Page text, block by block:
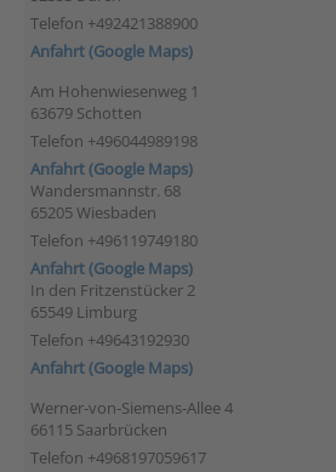
Telefon +492421388900
Anfahrt (Google Maps)
Am Hohenwiesenweg 1
63679 Schotten
Telefon +496044989198
Anfahrt (Google Maps)
Wandersmannstr. 68
65205 Wiesbaden
Telefon +496119749180
Anfahrt (Google Maps)
In den Fritzenstücker 2
65549 Limburg
Telefon +49643192930
Anfahrt (Google Maps)
Werner-von-Siemens-Allee 4
66115 Saarbrücken
Telefon +4968197059617